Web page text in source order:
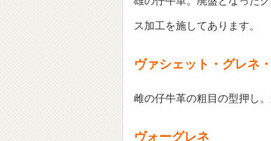
ス加工を施してあります。
ヴァシェット・グレネ
雌の仔牛革の粗目の型押し
ヴォーグレネ